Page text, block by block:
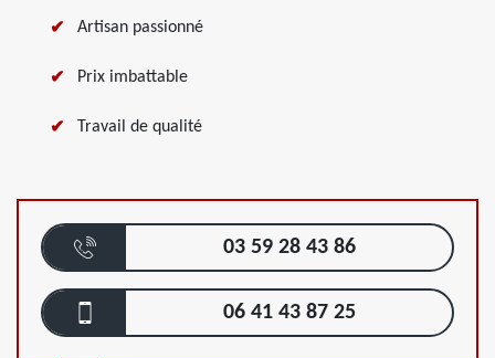
Artisan passionné
Prix imbattable
Travail de qualité
03 59 28 43 86
06 41 43 87 25